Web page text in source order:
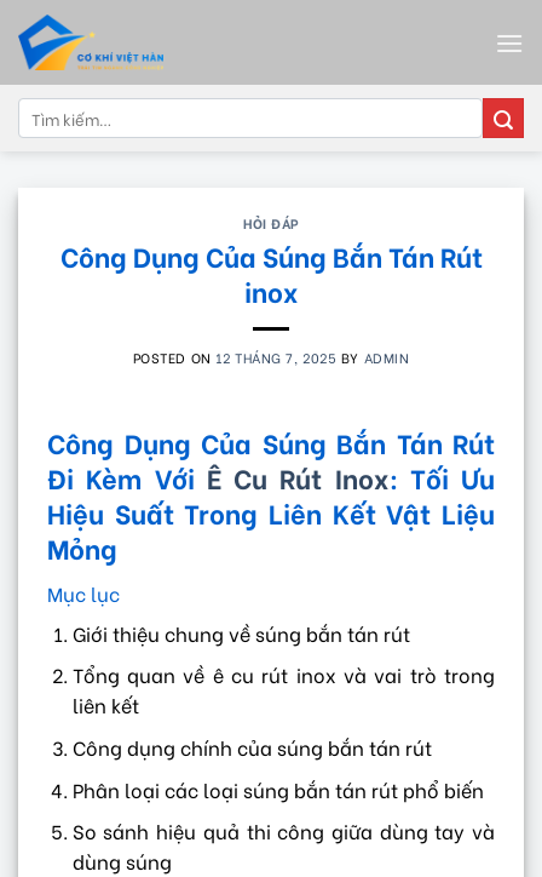
content
Tìm
kiếm:
HỎI ĐÁP
Công Dụng Của Súng Bắn Tán Rút
inox
POSTED ON 12 THÁNG 7, 2025 BY ADMIN
Công Dụng Của Súng Bắn Tán Rút
Đi Kèm Với Ê Cu Rút Inox: Tối Ưu
Hiệu Suất Trong Liên Kết Vật Liệu
Mỏng
Mục lục
Giới thiệu chung về súng bắn tán rút
Tổng quan về ê cu rút inox và vai trò trong
liên kết
Công dụng chính của súng bắn tán rút
Phân loại các loại súng bắn tán rút phổ biến
So sánh hiệu quả thi công giữa dùng tay và
dùng súng